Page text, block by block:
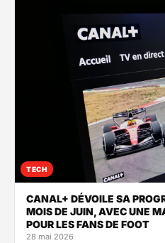
TECH
CANAL+ DÉVOILE SA
MOIS DE JUIN, AVEC UNE
POUR LES FANS DE FOOT
28 mai 2026